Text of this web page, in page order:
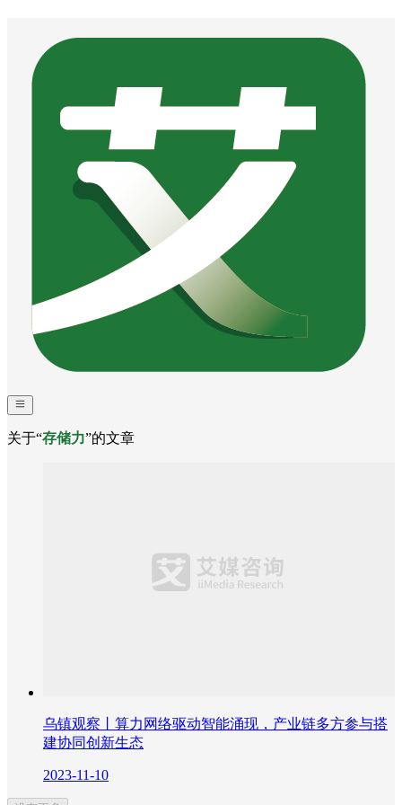
关于“存储力”的文章
乌镇观察丨算力网络驱动智能涌现，产业链多方参与搭
建协同创新生态
2023-11-10